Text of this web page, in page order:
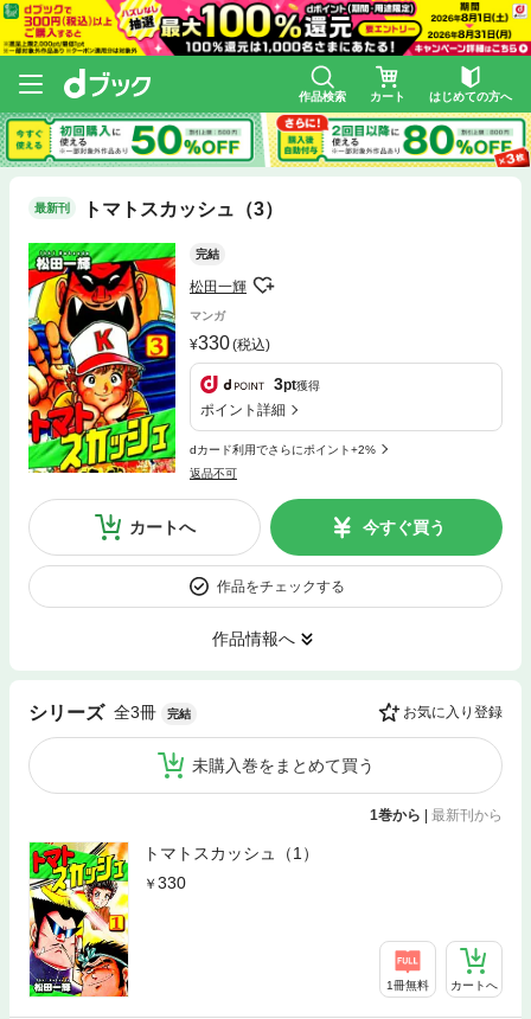
作品検索 カート はじめての方へ
最新刊 トマトスカッシュ（3）
完結
松田一輝
マンガ
330(税込)
3pt獲得
ポイント詳細
dカード利用でさらにポイント+2%
返品不可
カートへ 今すぐ買う
作品をチェックする
作品情報へ
シリーズ 全3冊 完結 お気に入り登録
未購入巻をまとめて買う
1巻から 最新刊から
トマトスカッシュ（1）
330
1冊無料 カートへ